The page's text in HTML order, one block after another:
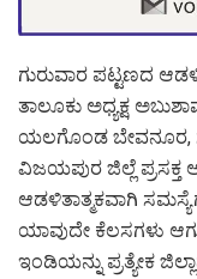
ಗುರುವಾರ ಪಟ್ಟಣದ
ತಾಲೂಕು ಅಧ್ಯಕ್ಷ
ಯಲಗೊಂಡ ಬೇವನೂರ,
ವಿಜಯಪುರ ಜಿಲ್ಲೆ ಪ್ರಸಕ್ತ
ಆಡಳಿತಾತ್ಮಕವಾಗಿ
ಯಾವುದೇ ಕೆಲಸಗಳು
ಇಂಡಿಯನ್ನು ಪ್ರತ್ಯೇಕ